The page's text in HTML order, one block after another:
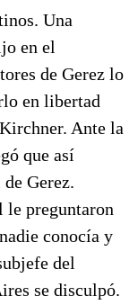
Una
en el
de Gerez lo
en libertad
Ante la
que así
Gerez.
le preguntaron
conocía y
del
se disculpó.